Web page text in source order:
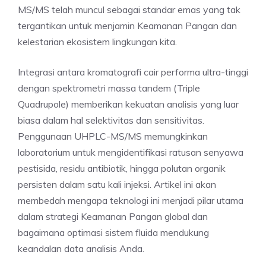
MS/MS telah muncul sebagai standar emas yang tak
tergantikan untuk menjamin Keamanan Pangan dan
kelestarian ekosistem lingkungan kita.
Integrasi antara kromatografi cair performa ultra-tinggi
dengan spektrometri massa tandem (Triple
Quadrupole) memberikan kekuatan analisis yang luar
biasa dalam hal selektivitas dan sensitivitas.
Penggunaan UHPLC-MS/MS memungkinkan
laboratorium untuk mengidentifikasi ratusan senyawa
pestisida, residu antibiotik, hingga polutan organik
persisten dalam satu kali injeksi. Artikel ini akan
membedah mengapa teknologi ini menjadi pilar utama
dalam strategi Keamanan Pangan global dan
bagaimana optimasi sistem fluida mendukung
keandalan data analisis Anda.